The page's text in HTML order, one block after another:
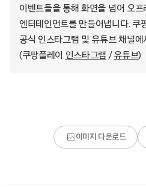
이벤트들을 통해 화면을 넘어 오
엔터테인먼트를 만들어냅니다. 쿠
공식 인스타그램 및 유튜브 채널에
(쿠팡플레이 인스타그램 /유튜브)
이미지 다운로드